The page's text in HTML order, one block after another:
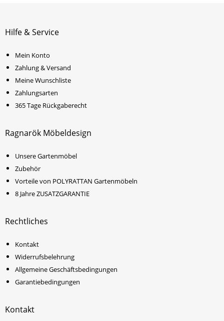
Hilfe & Service
Mein Konto
Zahlung & Versand
Meine Wunschliste
Zahlungsarten
365 Tage Rückgaberecht
Ragnarök Möbeldesign
Unsere Gartenmöbel
Zubehör
Vorteile von POLYRATTAN Gartenmöbeln
8 Jahre ZUSATZGARANTIE
Rechtliches
Kontakt
Widerrufsbelehrung
Allgemeine Geschäftsbedingungen
Garantiebedingungen
Kontakt